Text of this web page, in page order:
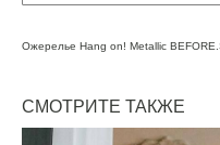
Ожерелье Hang on! Metallic
СМОТРИТЕ ТАКЖЕ